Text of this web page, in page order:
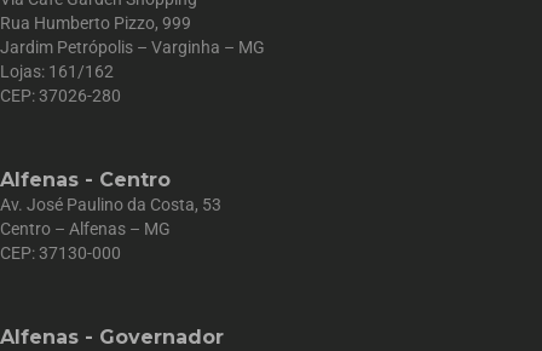
Rua Humberto Pizzo, 999
Jardim Petrópolis – Varginha – MG
Lojas: 161/162
CEP: 37026-280
Alfenas - Centro
Av. José Paulino da Costa, 53
Centro – Alfenas – MG
CEP: 37130-000
Alfenas - Governador